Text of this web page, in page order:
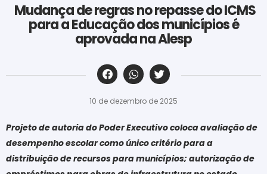
Mudança de regras no repasse do ICMS
para a Educação dos municípios é
aprovada na Alesp
‎ ‎ ‎ ‎ ‎ ‎ ‎ ‎ ‎ ‎ ‎ ‎ ‎ ‎ ‎ ‎ ‎ ‎ ‎ ‎ ‎ ‎ ‎ ‎ ‎ ‎ ‎ ‎ ‎ ‎ ‎
10 de dezembro de 2025
Projeto de autoria do Poder Executivo coloca avaliação de
desempenho escolar como único critério para a
distribuição de recursos para municípios; autorização de